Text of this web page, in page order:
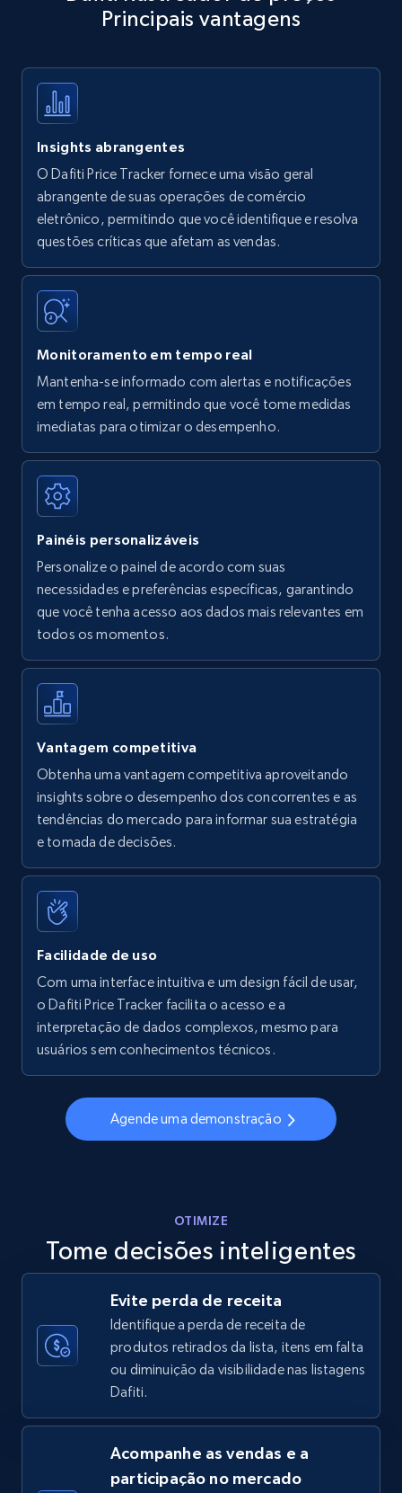
Title, Seller name, Brand, Description, Initial
35.3K+
Amazon products - find products by using
upc numbers
Title, Seller name, Brand, Description, Initial
price, Currency, Availability, Reviews count, and
35.3K+
Amazon Reviews
URL, Product name, Product rating, Product
Author name, Asin, and more.
7.4K+ 872+
Walmart - products
Specifications, Image urls, Top reviews, and
more.
5.6K+ 878+
Walmart - products - Find new products by
using specific category URL
URL, Final price, Sku, Currency, Gtin,
Specifications, Image urls, Top reviews, and
more.
Walmart - products - Collects products by
specific keywords
URL, Final price, Sku, Currency, Gtin,
Specifications, Image urls, Top reviews, and
using sku numbers
URL, Final price, Sku, Currency, Gtin,
Specifications, Image urls, Top reviews, and
5.6K+ 878+ Comece agora
Principais vantagens
Insights abrangentes
O Dafiti Price Tracker fornece uma visão geral
abrangente de suas operações de comércio
eletrônico, permitindo que você identifique e resolva
questões críticas que afetam as vendas.
Monitoramento em tempo real
Mantenha-se informado com alertas e notificações
em tempo real, permitindo que você tome medidas
imediatas para otimizar o desempenho.
Painéis personalizáveis
Personalize o painel de acordo com suas
necessidades e preferências específicas, garantindo
que você tenha acesso aos dados mais relevantes em
todos os momentos.
Vantagem competitiva
Obtenha uma vantagem competitiva aproveitando
insights sobre o desempenho dos concorrentes e as
tendências do mercado para informar sua estratégia
e tomada de decisões.
Facilidade de uso
Com uma interface intuitiva e um design fácil de usar,
o Dafiti Price Tracker facilita o acesso e a
interpretação de dados complexos, mesmo para
usuários sem conhecimentos técnicos.
Agende uma demonstração
OTIMIZE
Tome decisões inteligentes
Evite perda de receita
Identifique a perda de receita de
produtos retirados da lista, itens em falta
ou diminuição da visibilidade nas listagens
Dafiti.
Acompanhe as vendas e a
participação no mercado